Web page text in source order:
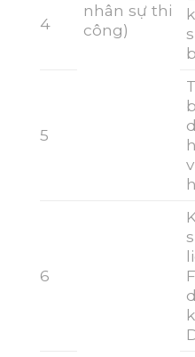
nhân sự thi
công)
4
5
6